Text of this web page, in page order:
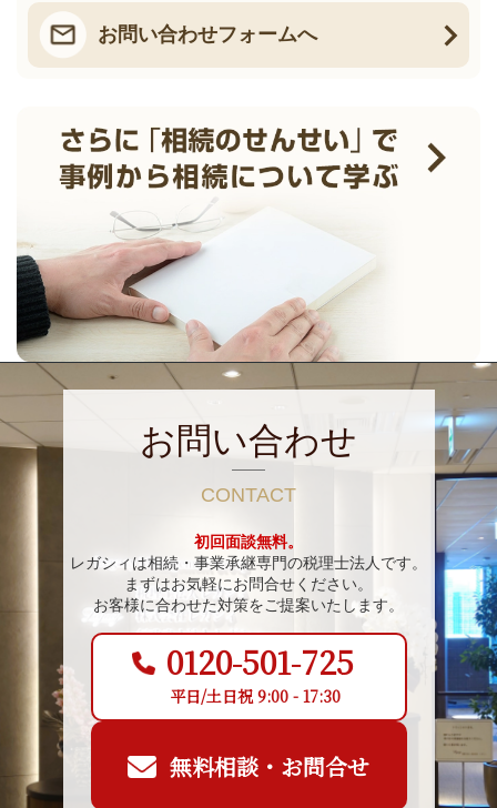
お問い合わせフォームへ
お問い合わせ
CONTACT
初回面談無料。
レガシィは相続・事業承継専門の税理士法人です。
まずはお気軽にお問合せください。
お客様に合わせた対策をご提案いたします。
0120-501-725
平日/土日祝 9:00 - 17:30
無料相談・お問合せ